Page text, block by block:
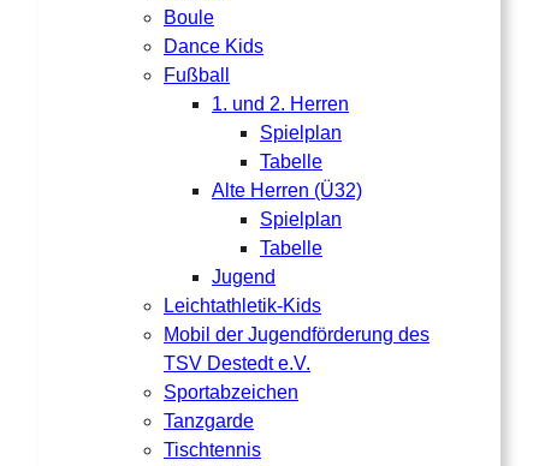
Boule
Dance Kids
Fußball
1. und 2. Herren
Spielplan
Tabelle
Alte Herren (Ü32)
Spielplan
Tabelle
Jugend
Leichtathletik-Kids
Mobil der Jugendförderung des
TSV Destedt e.V.
Sportabzeichen
Tanzgarde
Tischtennis